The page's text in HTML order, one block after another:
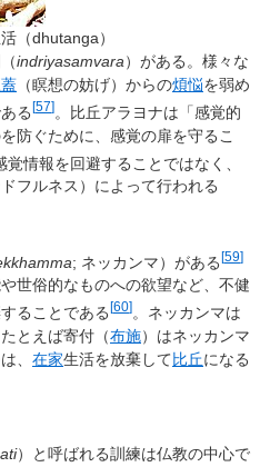
（dhutanga）
indriyasamvara）がある。様々な
（瞑想の妨げ）からの煩悩を弱め
る[57]。比丘アラヨナは「感覚的
防ぐために、感覚の扉を守るこ
覚情報を回避することではなく、
フルネス）によって行われる
; ネッカンマ）がある[59]
世俗的なものへの欲望など、不健
ることである [60] 。ネッカンマは
とえば寄付（布施）はネッカンマ
、 在家生活を放棄して比丘になる
）と呼ばれる訓練は仏教の中心で